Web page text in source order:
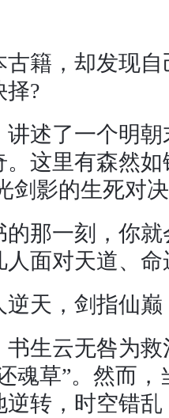
籍，却发现
择?
讲述了一个明
这里有森然
剑影的生死对
的那一刻，你
人面对天道、
天，剑指仙巅
书生云无咎为
魂草”。然而
转，时空错乱